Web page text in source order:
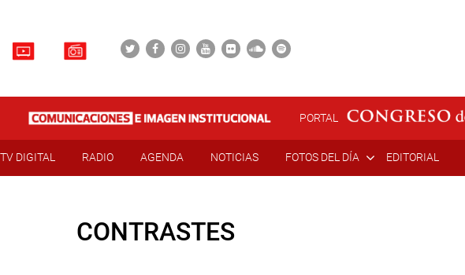
PORTAL
TV DIGITAL RADIO AGENDA NOTICIAS FOTOS DEL DÍA EDITORIAL
CONTRASTES